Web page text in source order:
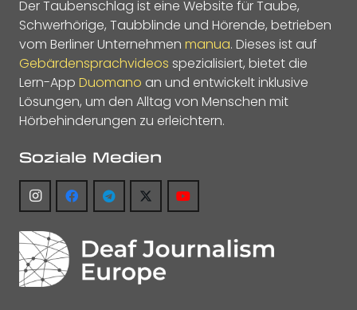
Der Taubenschlag ist eine Website für Taube,
Schwerhörige, Taubblinde und Hörende, betrieben
vom Berliner Unternehmen manua. Dieses ist auf
Gebärdensprachvideos spezialisiert, bietet die
Lern-App Duomano an und entwickelt inklusive
Lösungen, um den Alltag von Menschen mit
Hörbehinderungen zu erleichtern.
Soziale Medien